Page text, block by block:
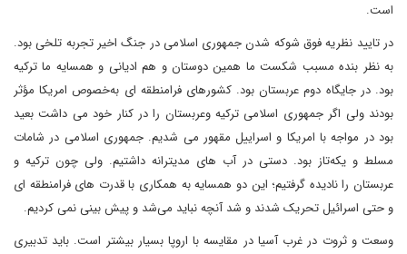
است.
در تایید نظریه فوق شوکه شدن جمهوری اسلامی در جنگ اخیر تجربه تلخی بود.
به نظر بنده مسبب شکست ما همین دوستان و هم ادیانی و همسایه ما ترکیه
بود. در جایگاه دوم عربستان بود. کشورهای فرامنطقه ای به‌خصوص امریکا مؤثر
بودند ولی اگر جمهوری اسلامی ترکیه وعربستان را در کنار خود می داشت بعید
بود در مواجه با امریکا و اسراییل مقهور می شدیم. جمهوری اسلامی در شامات
مسلط و یکه‌تاز بود. دستی در آب های مدیترانه داشتیم. ولی چون ترکیه و
عربستان را نادیده گرفتیم؛ این دو همسایه به همکاری با قدرت های فرامنطقه ای
و حتی اسرائیل تحریک شدند و شد آنچه نباید می‌شد و پیش بینی نمی کردیم.
وسعت و ثروت در غرب آسیا در مقایسه با اروپا بسیار بیشتر است. باید تدبیری